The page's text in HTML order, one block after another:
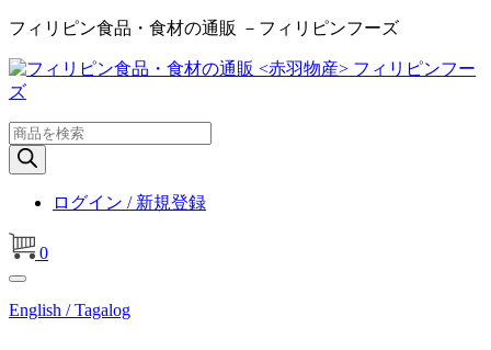
フィリピン食品・食材の通販 －フィリピンフーズ
商
品
検
ログイン / 新規登録
0
English / Tagalog